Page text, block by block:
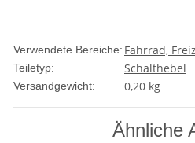
Verwendete Bereiche: Fahrrad,
Teiletyp: Schalthebel
Versandgewicht: 0,20 kg
Ähnliche